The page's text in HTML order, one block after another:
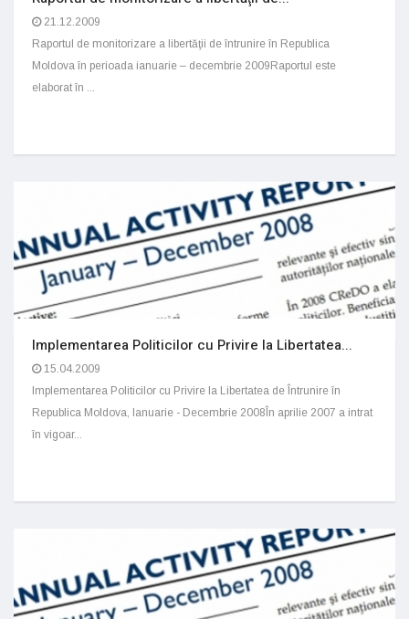
21.12.2009
Raportul de monitorizare a libertăţii de întrunire în Republica
Moldova în perioada ianuarie – decembrie 2009Raportul este
elaborat în ...
Implementarea Politicilor cu Privire la Libertatea...
15.04.2009
Implementarea Politicilor cu Privire la Libertatea de Întrunire în
Republica Moldova, Ianuarie - Decembrie 2008În aprilie 2007 a intrat
în vigoar...